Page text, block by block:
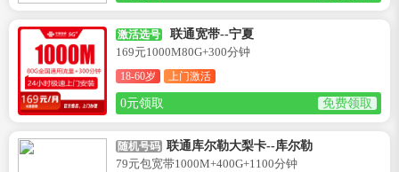
激活选号
联通宽带--宁夏
169元1000M80G+300分钟
18-60岁 上门激活
0元领取 免费领取
随机号码 联通库尔勒大梨卡--库尔勒
79元包宽带1000M+400G+1100分钟